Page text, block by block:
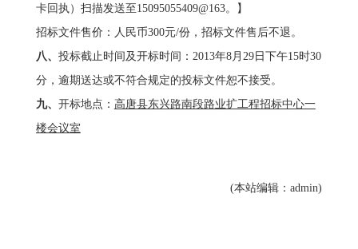
卡回执）扫描发送至15095055409@163。】
招标文件售价：人民币300元/份，招标文件售后不退。
八、 投标截止时间及开标时间：2013年8月29日下午15时30
分，逾期送达或不符合规定的投标文件恕不接受。
九、 开标地点： 高唐县东兴路南段路业扩工程招标中心一
楼会议室
(本站编辑：admin)